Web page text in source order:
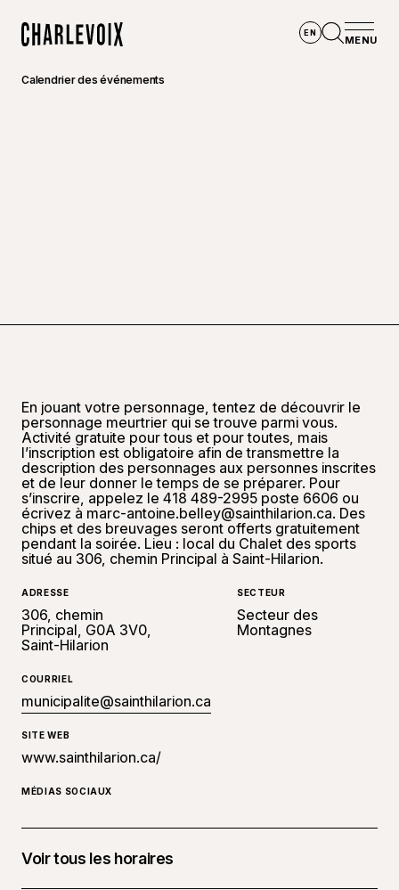
EN
MENU
Calendrier des événements
En jouant votre personnage, tentez de découvrir le
personnage meurtrier qui se trouve parmi vous.
Activité gratuite pour tous et pour toutes, mais
l’inscription est obligatoire afin de transmettre la
description des personnages aux personnes inscrites
et de leur donner le temps de se préparer. Pour
s’inscrire, appelez le 418 489-2995 poste 6606 ou
écrivez à marc-antoine.belley@sainthilarion.ca. Des
chips et des breuvages seront offerts gratuitement
pendant la soirée. Lieu : local du Chalet des sports
situé au 306, chemin Principal à Saint-Hilarion.
ADRESSE
306, chemin
Principal, G0A 3V0,
Saint-Hilarion
SECTEUR
Secteur des
Montagnes
COURRIEL
municipalite@sainthilarion.ca
SITE WEB
www.sainthilarion.ca/
MÉDIAS SOCIAUX
Voir tous les horaires